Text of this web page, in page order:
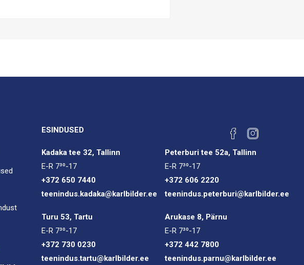
ESINDUSED
Kadaka tee 32, Tallinn
E-R 7³⁰-17
+372 650 7440
teenindus.kadaka@karlbilder.ee
Peterburi tee 52a, Tallinn
E-R 7³⁰-17
+372 606 2220
teenindus.peterburi@karlbilder.ee
Turu 53, Tartu
E-R 7³⁰-17
+372 730 0230
teenindus.tartu@karlbilder.ee
Arukase 8, Pärnu
E-R 7³⁰-17
+372 442 7800
teenindus.parnu@karlbilder.ee